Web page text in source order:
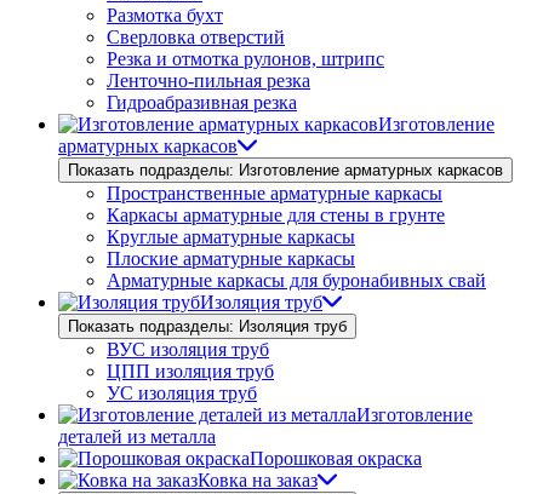
Размотка бухт
Сверловка отверстий
Резка и отмотка рулонов, штрипс
Ленточно-пильная резка
Гидроабразивная резка
Изготовление
арматурных каркасов
Показать подразделы: Изготовление арматурных каркасов
Пространственные арматурные каркасы
Каркасы арматурные для стены в грунте
Круглые арматурные каркасы
Плоские арматурные каркасы
Арматурные каркасы для буронабивных свай
Изоляция труб
Показать подразделы: Изоляция труб
ВУС изоляция труб
ЦПП изоляция труб
УС изоляция труб
Изготовление
деталей из металла
Порошковая окраска
Ковка на заказ